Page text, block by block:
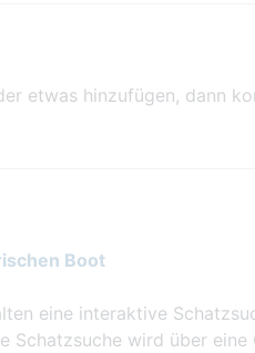
etwas hinzufügen, dann
Boot
eine interaktive
Schatzsuche wird über eine